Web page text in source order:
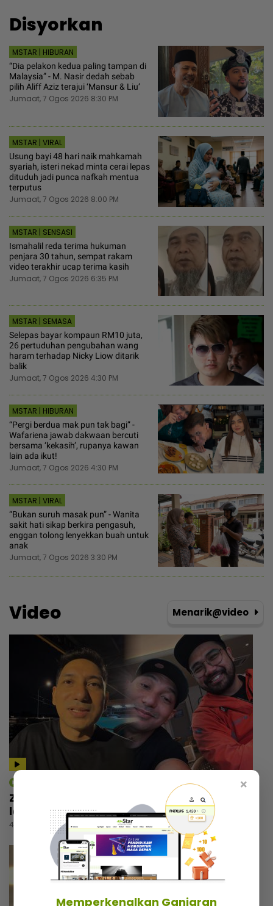
Disyorkan
MSTAR | HIBURAN
“Dia pelakon kedua paling tampan di
Malaysia” - M. Nasir dedah sebab
pilih Aliff Aziz terajui ‘Mansur & Liu’
Jumaat, 7 Ogos 2026 8:30 PM
MSTAR | VIRAL
Usung bayi 48 hari naik mahkamah
syariah, isteri nekad minta cerai lepas
dituduh jadi punca nafkah mentua
terputus
Jumaat, 7 Ogos 2026 8:00 PM
MSTAR | SENSASI
Ismahalil reda terima hukuman
penjara 30 tahun, sempat rakam
video terakhir ucap terima kasih
Jumaat, 7 Ogos 2026 6:35 PM
MSTAR | SEMASA
Selepas bayar kompaun RM10 juta,
26 pertuduhan pengubahan wang
haram terhadap Nicky Liow ditarik
balik
Jumaat, 7 Ogos 2026 4:30 PM
MSTAR | HIBURAN
“Pergi berdua mak pun tak bagi” -
Wafariena jawab dakwaan bercuti
bersama ‘kekasih’, rupanya kawan
lain ada ikut!
Jumaat, 7 Ogos 2026 4:30 PM
MSTAR | VIRAL
“Bukan suruh masak pun” - Wanita
sakit hati sikap berkira pengasuh,
enggan tolong lenyekkan buah untuk
anak
Jumaat, 7 Ogos 2026 3:30 PM
Video Menarik@video
Zizan Razak rancang wujudkan platform
lawak, beri bayangan ‘comeback’ Jozan
4 jam lalu
×
Memperkenalkan Ganjaran